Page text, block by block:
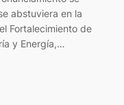
abstuviera en la
Fortalecimiento de
y Energía,…